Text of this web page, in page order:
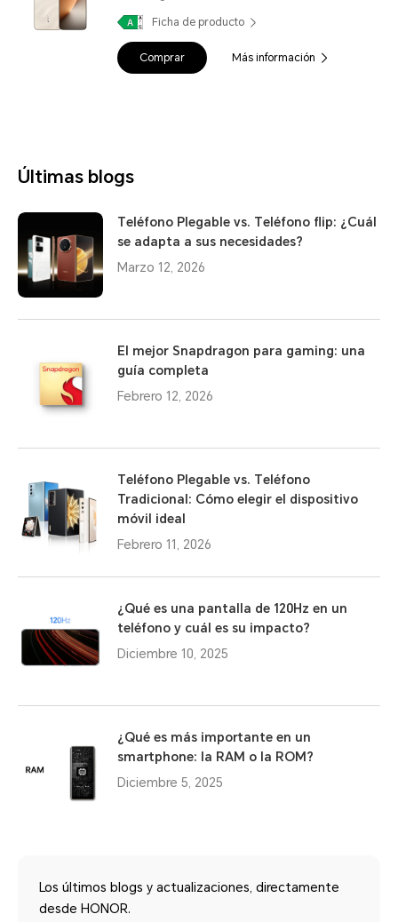
Ficha de producto
Comprar Más información
Últimas blogs
Teléfono Plegable vs. Teléfono flip: ¿Cuál
se adapta a sus necesidades?
Marzo 12, 2026
El mejor Snapdragon para gaming: una
guía completa
Febrero 12, 2026
Teléfono Plegable vs. Teléfono
Tradicional: Cómo elegir el dispositivo
móvil ideal
Febrero 11, 2026
¿Qué es una pantalla de 120Hz en un
teléfono y cuál es su impacto?
Diciembre 10, 2025
¿Qué es más importante en un
smartphone: la RAM o la ROM?
Diciembre 5, 2025
Los últimos blogs y actualizaciones, directamente
desde HONOR.